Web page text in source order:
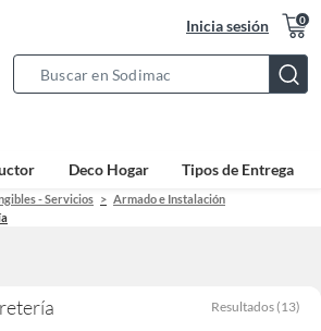
Inicia sesión 0
Bar
Deco Hogar Tipos de Entrega
- Servicios
Armado e Instalación
Resultados (13)